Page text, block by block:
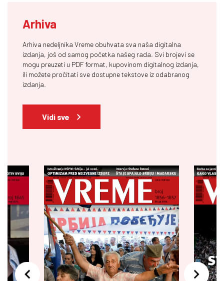
Arhiva
Arhiva nedeljnika Vreme obuhvata sva naša digitalna
izdanja, još od samog početka našeg rada. Svi brojevi se
mogu preuzeti u PDF format, kupovinom digitalnog izdanja,
ili možete pročitati sve dostupne tekstove iz odabranog
izdanja.
Vidi sve